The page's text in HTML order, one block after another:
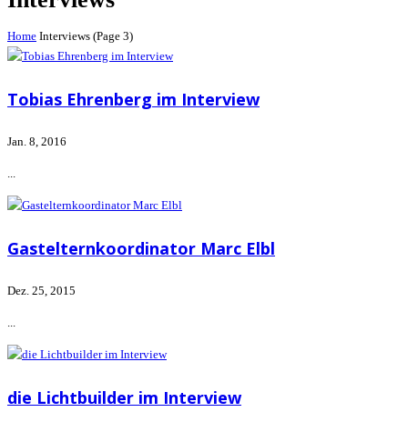
Home Interviews (Page 3)
Tobias Ehrenberg im Interview
Jan. 8, 2016
Gastelternkoordinator Marc Elbl
Dez. 25, 2015
die Lichtbuilder im Interview